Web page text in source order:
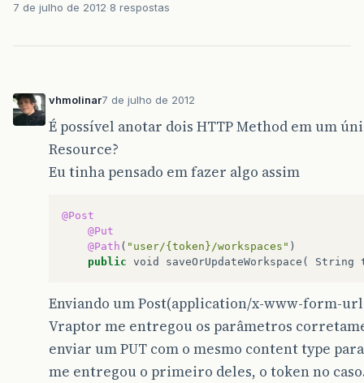
7 de julho de 2012 8 respostas
vhmolinar7 de julho de 2012
É possível anotar dois HTTP Method em um
Resource?
Eu tinha pensado em fazer algo assim
@Post
@Put
@Path ( "user/{token}/workspaces" )
public void saveOrUpdateWorkspace ( String
Enviando um Post(application/x-www-form-
Vraptor me entregou os parâmetros
enviar um PUT com o mesmo content type
me entregou o primeiro deles, o token no